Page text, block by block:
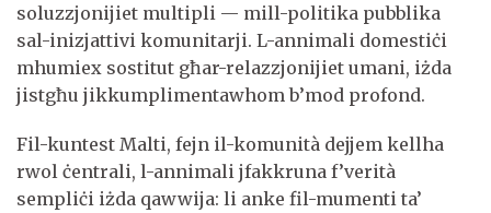
soluzzjonijiet multipli — mill-politika pubblika
sal-inizjattivi komunitarji. L-annimali domestiċi
mhumiex sostitut għar-relazzjonijiet umani, iżda
jistgħu jikkumplimentawhom b’mod profond.
Fil-kuntest Malti, fejn il-komunità dejjem kellha
rwol ċentrali, l-annimali jfakkruna f’verità
sempliċi iżda qawwija: li anke fil-mumenti ta’